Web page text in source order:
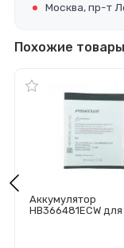
Москва, пр-т
Похожие товары
Аккумулятор
HB366481ECW для